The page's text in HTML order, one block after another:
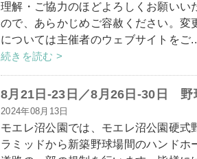
理解・ご協力のほどよろしくお願い
ので、あらかじめご容赦ください。
については主催者のウェブサイトをご
続きを読む >
8月21日-23日／8月26日-30日 野
2024年08月13日
モエレ沼公園では、モエレ沼公園硬
ラミッドから新築野球場間のハンド